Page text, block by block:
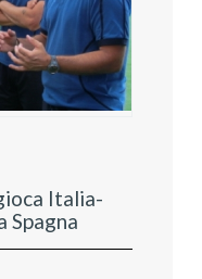
Italia-
Spagna